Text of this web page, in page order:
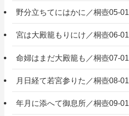
野分立ちてにはかに／桐壺05-01
宮は大殿籠もりにけ／桐壺06-01
命婦はまだ大殿籠も／桐壺07-01
月日経て若宮参りた／桐壺08-01
年月に添へて御息所／桐壺09-01